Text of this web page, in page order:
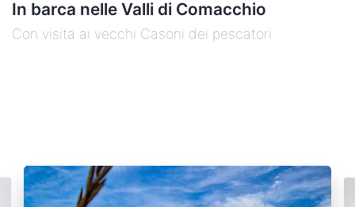
In barca nelle Valli di Comacchio
Con visita ai vecchi Casoni dei pescatori